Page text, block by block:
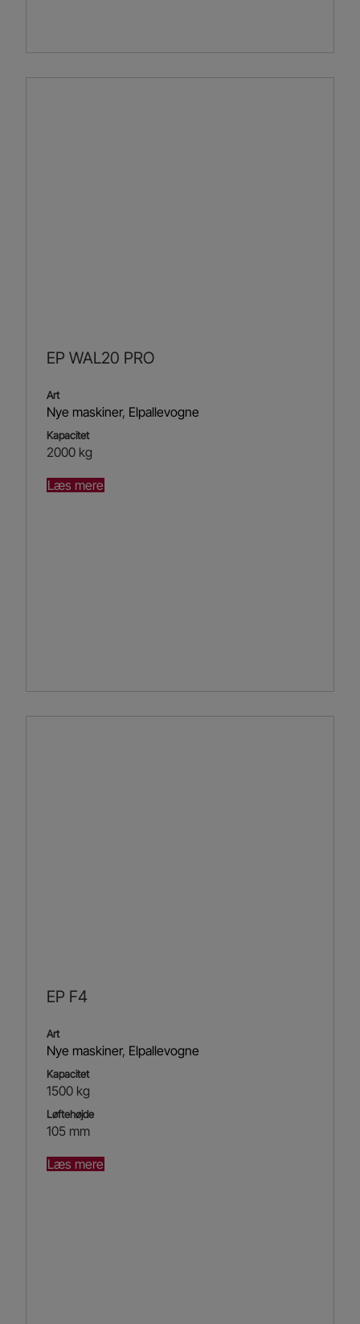
EP WAL20 PRO
Art
Nye maskiner, Elpallevogne
Kapacitet
2000 kg
Læs mere
EP F4
Art
Nye maskiner, Elpallevogne
Kapacitet
1500 kg
Løftehøjde
105 mm
Læs mere